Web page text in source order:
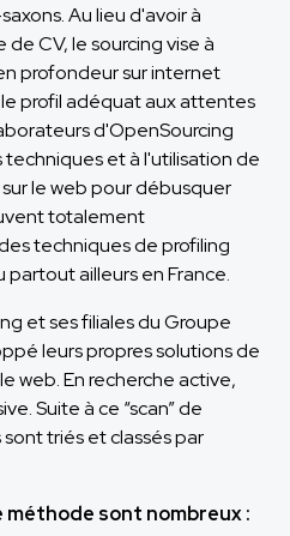
Au lieu d'avoir à
CV, le sourcing vise à
profondeur sur internet
profil adéquat aux attentes
d'OpenSourcing
et à l'utilisation de
le web pour débusquer
totalement
techniques de profiling
ailleurs en France.
et ses filiales du Groupe
leurs propres solutions de
web. En recherche active,
Suite à ce “scan” de
triés et classés par
sont nombreux :